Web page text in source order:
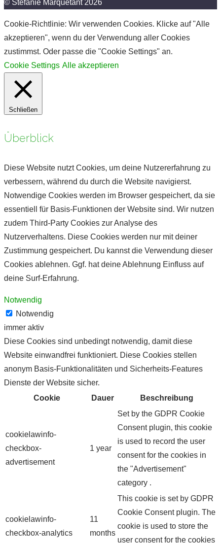
© Stefanie Marquetant 2026
Cookie-Richtlinie: Wir verwenden Cookies. Klicke auf "Alle
akzeptieren", wenn du der Verwendung aller Cookies
zustimmst. Oder passe die "Cookie Settings" an.
Cookie Settings Alle akzeptieren
Schließen
Überblick
Diese Website nutzt Cookies, um deine Nutzererfahrung zu
verbessern, während du durch die Website navigierst.
Notwendige Cookies werden im Browser gespeichert, da sie
essentiell für Basis-Funktionen der Website sind. Wir nutzen
zudem Third-Party Cookies zur Analyse des
Nutzerverhaltens. Diese Cookies werden nur mit deiner
Zustimmung gespeichert. Du kannst die Verwendung dieser
Cookies ablehnen. Ggf. hat deine Ablehnung Einfluss auf
deine Surf-Erfahrung.
Notwendig
Notwendig
immer aktiv
Diese Cookies sind unbedingt notwendig, damit diese
Website einwandfrei funktioniert. Diese Cookies stellen
anonym Basis-Funktionalitäten und Sicherheits-Features
Dienste der Website sicher.
Cookie
Dauer Beschreibung
cookielawinfo-
checkbox-
advertisement
1 year
Set by the GDPR Cookie
Consent plugin, this cookie
is used to record the user
consent for the cookies in
the "Advertisement"
category .
cookielawinfo-
checkbox-analytics
11
months
This cookie is set by GDPR
Cookie Consent plugin. The
cookie is used to store the
user consent for the cookies